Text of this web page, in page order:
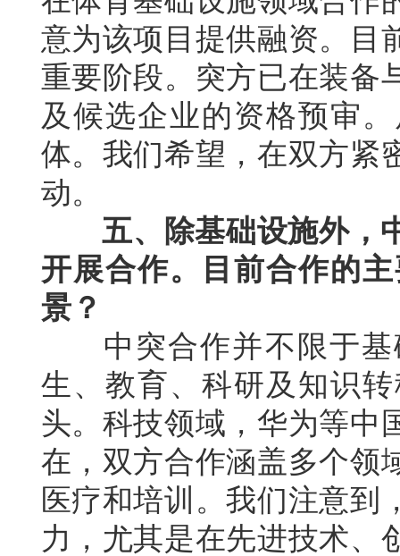
意为该项目提供融资。目
重要阶段。突方已在装备
及候选企业的资格预审
体。我们希望，在双方紧
动。
五、除基础设施外，
开展合作。目前合作的
景？
中突合作并不限于基
生、教育、科研及知识
头。科技领域，华为等中
在，双方合作涵盖多个领
医疗和培训。我们注意到
力，尤其是在先进技术、